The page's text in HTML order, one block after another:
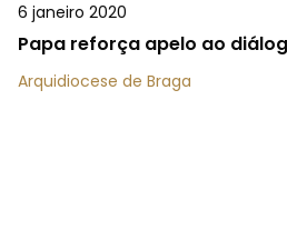
6 janeiro 2020
Papa reforça apelo ao
Arquidiocese de Braga